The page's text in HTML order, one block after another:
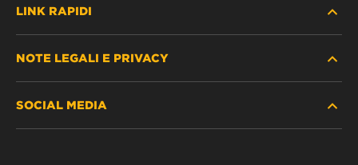
LINK RAPIDI
DOVE ACQUISTARE
NOTE LEGALI E PRIVACY
SOCIAL MEDIA